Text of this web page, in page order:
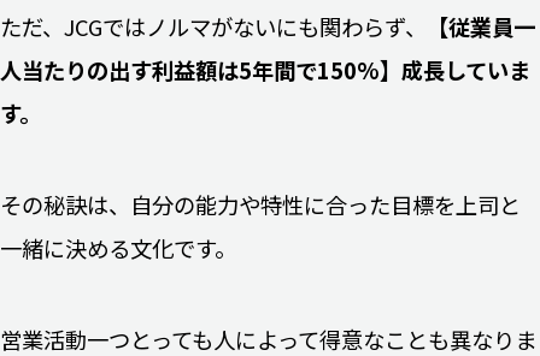
ただ、JCGではノルマがないにも関わらず、
【従業員一
人当たりの出す利益額は5年間で150%】成長していま
す。
その秘訣は、自分の能力や特性に合った目標を上司と
一緒に決める文化です。
営業活動一つとっても人によって得意なことも異なりま